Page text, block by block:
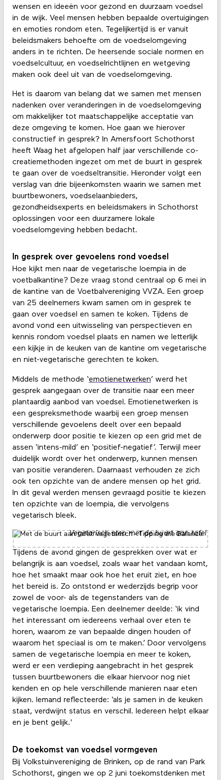
wensen en ideeën voor gezond en duurzaam voedsel
in de wijk. Veel mensen hebben bepaalde overtuigingen
en emoties rondom eten. Tegelijkertijd is er vanuit
beleidsmakers behoefte om de voedselomgeving
anders in te richten. De heersende sociale normen en
voedselcultuur, en voedselrichtlijnen en wetgeving
maken ook deel uit van de voedselomgeving.
Het is daarom van belang dat we samen met mensen
nadenken over veranderingen in de voedselomgeving
om makkelijker tot maatschappelijke acceptatie van
deze omgeving te komen. Hoe gaan we hierover
constructief in gesprek? In Amersfoort Schothorst
heeft Waag het afgelopen half jaar verschillende co-
creatiemethoden ingezet om met de buurt in gesprek
te gaan over de voedseltransitie. Hieronder volgt een
verslag van drie bijeenkomsten waarin we samen met
buurtbewoners, voedselaanbieders,
gezondheidsexperts en beleidsmakers in Schothorst
oplossingen voor een duurzamere lokale
voedselomgeving hebben bedacht.
In gesprek over gevoelens rond voedsel
Hoe kijkt men naar de vegetarische loempia in de
voetbalkantine? Deze vraag stond centraal op 6 mei in
de kantine van de Voetbalvereniging VVZA. Een groep
van 25 deelnemers kwam samen om in gesprek te
gaan over voedsel en samen te koken. Tijdens de
avond vond een uitwisseling van perspectieven en
kennis rondom voedsel plaats en namen we letterlijk
een kijkje in de keuken van de kantine om vegetarische
en niet-vegetarische gerechten te koken.
Middels de methode ‘emotienetwerken’ werd het
gesprek aangegaan over de transitie naar een meer
plantaardig aanbod van voedsel. Emotienetwerken is
een gespreksmethode waarbij een groep mensen
verschillende gevoelens deelt over een bepaald
onderwerp door positie te kiezen op een grid met de
assen ‘intens-mild’ en ‘positief-negatief’. Terwijl meer
duidelijk wordt over het onderwerp, kunnen mensen
van positie veranderen. Daarnaast verhouden ze zich
ook ten opzichte van de andere mensen op het grid.
In dit geval werden mensen gevraagd positie te kiezen
ten opzichte van de loempia, die vervolgens
vegetarisch bleek.
Vegetarisch eten met de buurt aan tafel
Tijdens de avond gingen de gesprekken over wat er
belangrijk is aan voedsel, zoals waar het vandaan komt,
hoe het smaakt maar ook hoe het eruit ziet, en hoe
het bereid is. Zo ontstond er wederzijds begrip voor
zowel de voor- als de tegenstanders van de
vegetarische loempia. Een deelnemer deelde: ‘ik vind
het interessant om iedereens verhaal over eten te
horen, waarom ze van bepaalde dingen houden of
waarom het speciaal is om te maken.’ Door vervolgens
samen de vegetarische loempia en meer te koken,
werd er een verdieping aangebracht in het gesprek
tussen buurtbewoners die elkaar hiervoor nog niet
kenden en op hele verschillende manieren naar eten
kijken. Iemand reflecteerde: ‘als je samen in de keuken
staat, verdwijnt status en verschil. Iedereen helpt elkaar
en je bent gelijk.'
De toekomst van voedsel vormgeven
Bij Volkstuinvereniging de Brinken, op de rand van Park
Schothorst, gingen we op 2 juni toekomstdenken met